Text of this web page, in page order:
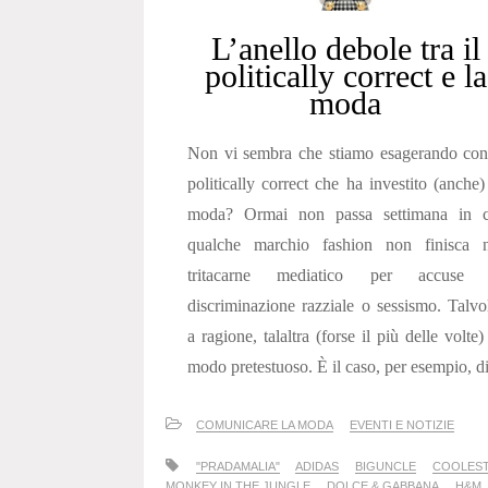
L’anello debole tra il
politically correct e la
moda
Non vi sembra che stiamo esagerando
politically correct che ha investito
moda? Ormai non passa settimana in
qualche marchio fashion non finisca
tritacarne mediatico per accuse
discriminazione razziale o sessismo.
a ragione, talaltra (forse il più delle volte)
modo pretestuoso. È il caso, per esempio,
COMUNICARE LA MODA EVENTI E NOTIZIE
"PRADAMALIA" ADIDAS BIGUNCLE